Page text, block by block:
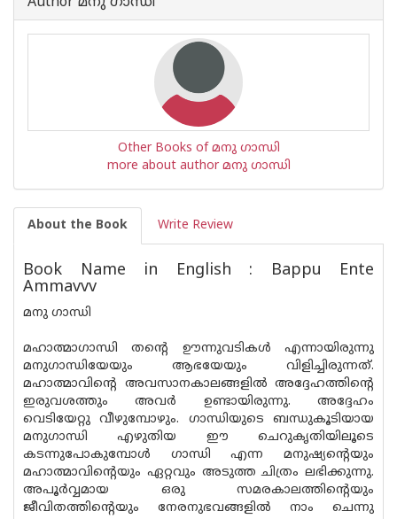
Other Books of മനു ഗാന്ധി
more about author മനു ഗാന്ധി
About the Book Write Review
Book Name in English : Bappu Ente
Ammavvv
മനു ഗാന്ധി
മഹാത്മാഗാന്ധി തന്റെ ഊന്നുവടികള്‍ എന്നായിരുന്നു
മനുഗാന്ധിയേയും ആഭയേയും വിളിച്ചിരുന്നത്.
മഹാത്മാവിന്റെ അവസാനകാലങ്ങളില്‍ അദ്ദേഹത്തിന്റെ
ഇരുവശത്തും അവര്‍ ഉണ്ടായിരുന്നു. അദ്ദേഹം
വെടിയേറ്റു വീഴുമ്പോഴും. ഗാന്ധിയുടെ ബന്ധുകൂടിയായ
മനുഗാന്ധി എഴുതിയ ഈ ചെറുകൃതിയിലൂടെ
കടന്നുപോകുമ്പോള്‍ ഗാന്ധി എന്ന മനുഷ്യന്റെയും
മഹാത്മാവിന്റെയും ഏറ്റവും അടുത്ത ചിത്രം ലഭിക്കുന്നു.
അപൂര്‍വ്വമായ ഒരു സമരകാലത്തിന്റെയും
ജീവിതത്തിന്റെയും നേരനുഭവങ്ങളില്‍ നാം ചെന്നു